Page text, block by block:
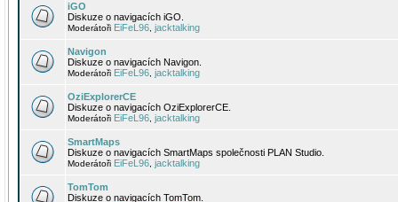
iGO
Diskuze o navigacích iGO.
Moderátoři EiFeL96 jacktalking
Navigon
Diskuze o navigacích Navigon.
Moderátoři EiFeL96 jacktalking
OziExplorerCE
Diskuze o navigacích OziExplorerCE.
Moderátoři EiFeL96 jacktalking
SmartMaps
Diskuze o navigacích SmartMaps společnosti PLAN Studio.
Moderátoři EiFeL96 jacktalking
TomTom
Diskuze o navigacích TomTom.